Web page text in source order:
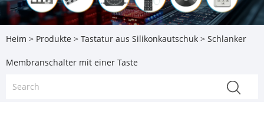
Heim > Produkte > Tastatur aus Silikonkautschuk > Schlanker
Membranschalter mit einer Taste